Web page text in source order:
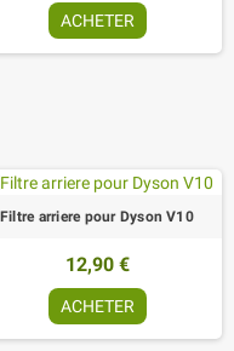
ACHETER
Filtre arriere pour Dyson V10
12,90 €
ACHETER